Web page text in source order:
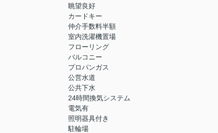
眺望良好
カードキー
仲介手数料半額
室内洗濯機置場
フローリング
バルコニー
プロパンガス
公営水道
公共下水
24時間換気システム
電気有
照明器具付き
駐輪場